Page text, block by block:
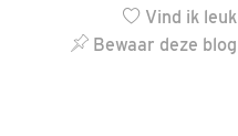
Vind ik leuk
Bewaar deze blog